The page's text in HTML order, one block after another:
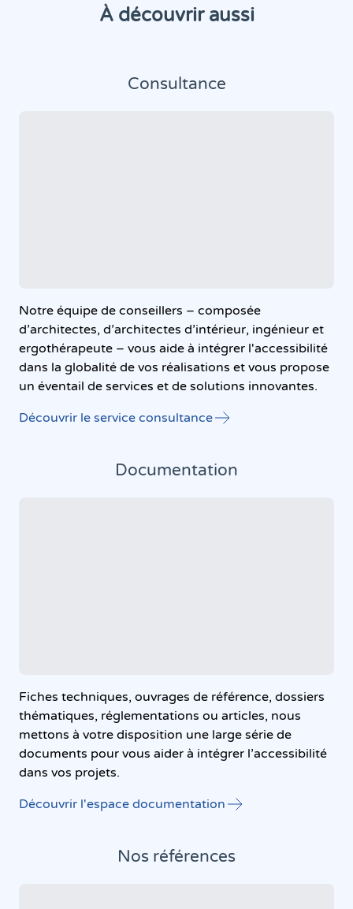
À découvrir aussi
Consultance
Notre équipe de conseillers – composée
d’architectes, d’architectes d’intérieur, ingénieur et
ergothérapeute – vous aide à intégrer l'accessibilité
dans la globalité de vos réalisations et vous propose
un éventail de services et de solutions innovantes.
Découvrir le service consultance
Documentation
Fiches techniques, ouvrages de référence, dossiers
thématiques, réglementations ou articles, nous
mettons à votre disposition une large série de
documents pour vous aider à intégrer l’accessibilité
dans vos projets.
Découvrir l'espace documentation
Nos références